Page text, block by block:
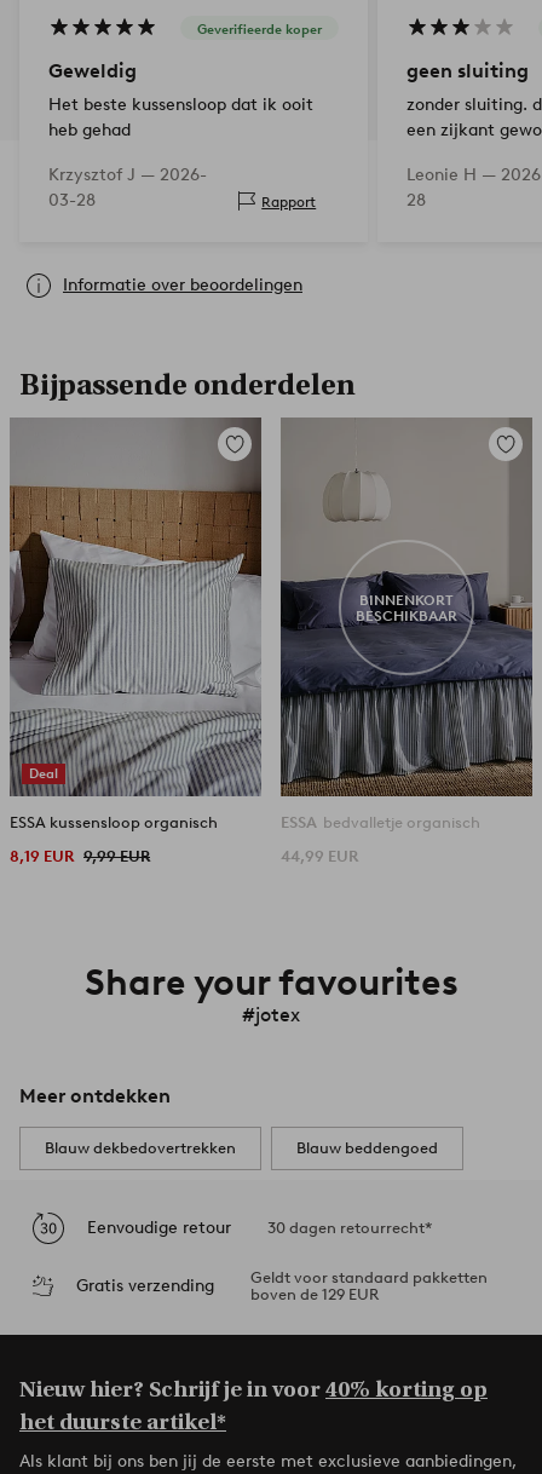
Geverifieerde koper
Geweldig
Het beste kussensloop dat ik ooit
heb gehad
Krzysztof J — 2026-
03-28
Rapport
geen sluiting
zonder sluiting.
een zijkant
onpraktisch.
Leonie H —
28
Informatie over beoordelingen
Bijpassende onderdelen
Deal
Toevoegen
favorieten
ESSA kussensloop organisch
8,19 EUR 9,99 EUR
BINNENKORT
BESCHIKBAAR
ESSA bedvalletje organisch
44,99 EUR
Share your favourites
#jotex
Meer ontdekken
Blauw dekbedovertrekken Blauw beddengoed
Eenvoudige retour 30 dagen retourrecht*
Gratis verzending
Geldt voor standaard pakketten
boven de 129 EUR
Nieuw hier? Schrijf je in voor40% korting op
het duurste artikel*
Als klant bij ons ben jij de eerste met exclusieve aanbiedingen,